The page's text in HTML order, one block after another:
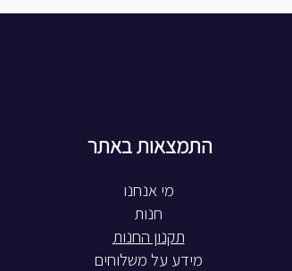
התמצאות באתר
חנות
תקנון החנות
מידע על משלוחים